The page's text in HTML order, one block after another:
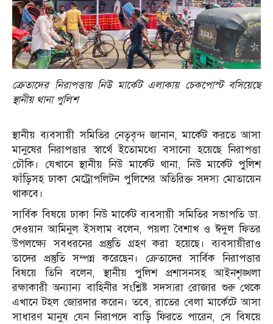
ক্রেতাদের নিরাপত্তায় নিউ মার্কেট এলাকায় চেকপোস্ট বসিয়েছে
স্থানীয় থানা পুলিশ
স্থানীয় ব্যবসায়ী সমিতির নেতৃবৃন্দ জানান, মার্কেট করতে আসা
মানুষের নিরাপত্তার স্বার্থে ইতোমধ্যে বসানো হয়েছে নিরাপত্তা
চৌকি। যেখানে স্থানীয় নিউ মার্কেট থানা, নিউ মার্কেট পুলিশ
ফাঁড়িসহ ঢাকা মেট্রোপলিটন পুলিশের অতিরিক্ত সদস্য মোতায়েন
থাকবে।
সার্বিক বিষয়ে ঢাকা নিউ মার্কেট ব্যবসায়ী সমিতির সভাপতি ডা.
দেওয়ান আমিনুল ইসলাম বলেন, পয়লা বৈশাখ ও ঈদুল ফিতর
উপলক্ষ্যে সবধরনের প্রস্তুতি গ্রহণ করা হয়েছে। ব্যবসায়ীরাও
তাদের প্রস্তুতি সম্পন্ন করেছেন। ক্রেতাদের সার্বিক নিরাপত্তার
বিষয়ে তিনি বলেন, স্থানীয় পুলিশ প্রশাসনসহ আইনশৃঙ্খলা
রক্ষাকারী অন্যান্য বাহিনীর সংশ্লিষ্ট সদস্যরা রোজার শুরু থেকে
এখানে টহল জোরদার করেন। তবে, রাতের বেলা মার্কেটে আসা
সাধারণ মানুষ যেন নিরাপদে বাড়ি ফিরতে পারেন, সে বিষয়ে